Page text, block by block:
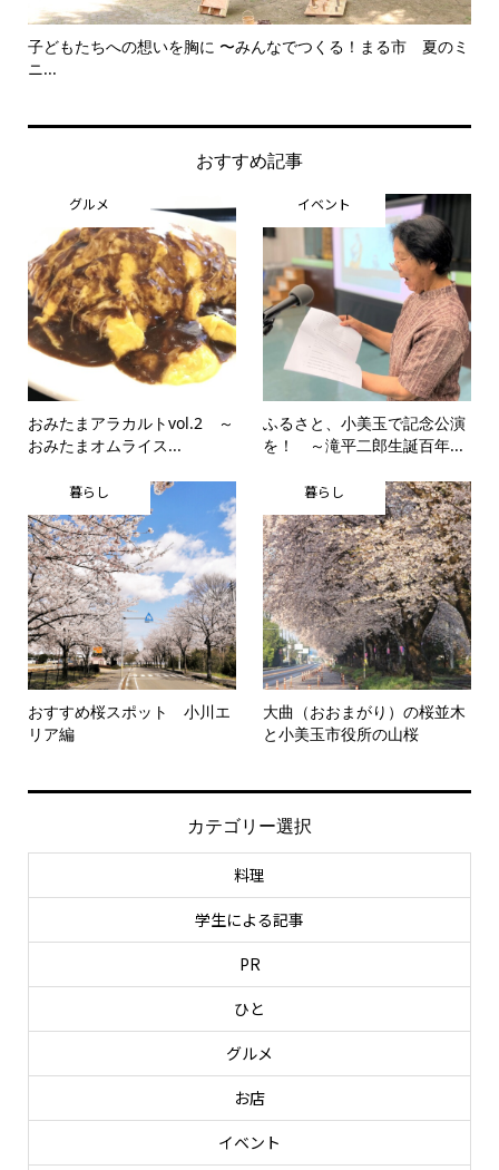
子どもたちへの想いを胸に 〜みんなでつくる！まる市 夏のミ
ニ...
おすすめ記事
グルメ
おみたまアラカルトvol.2 ～
おみたまオムライス...
イベント
ふるさと、小美玉で記念公演
を！ ～滝平二郎生誕百年...
暮らし
おすすめ桜スポット 小川エ
リア編
暮らし
大曲（おおまがり）の桜並木
と小美玉市役所の山桜
カテゴリー選択
料理
学生による記事
PR
ひと
グルメ
お店
イベント